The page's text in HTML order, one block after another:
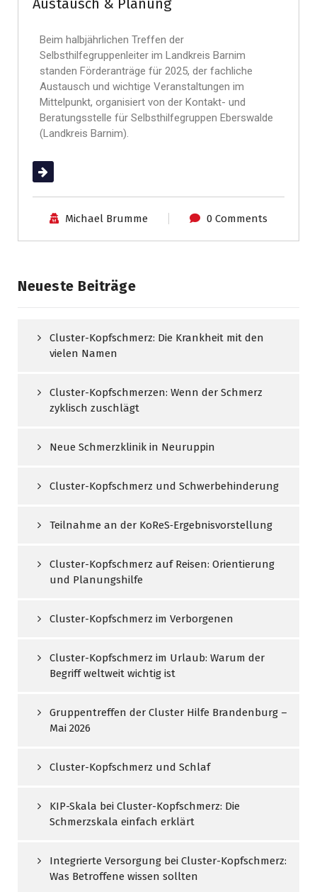
Austausch & Planung
Beim halbjährlichen Treffen der
Selbsthilfegruppenleiter im Landkreis Barnim
standen Förderanträge für 2025, der fachliche
Austausch und wichtige Veranstaltungen im
Mittelpunkt, organisiert von der Kontakt- und
Beratungsstelle für Selbsthilfegruppen Eberswalde
(Landkreis Barnim).
(mehr …)
Michael Brumme 0 Comments
Neueste Beiträge
Cluster-Kopfschmerz: Die Krankheit mit den
vielen Namen
Cluster-Kopfschmerzen: Wenn der Schmerz
zyklisch zuschlägt
Neue Schmerzklinik in Neuruppin
Cluster-Kopfschmerz und Schwerbehinderung
Teilnahme an der KoReS‑Ergebnisvorstellung
Cluster-Kopfschmerz auf Reisen: Orientierung
und Planungshilfe
Cluster-Kopfschmerz im Verborgenen
Cluster-Kopfschmerz im Urlaub: Warum der
Begriff weltweit wichtig ist
Gruppentreffen der Cluster Hilfe Brandenburg –
Mai 2026
Cluster-Kopfschmerz und Schlaf
KIP-Skala bei Cluster-Kopfschmerz: Die
Schmerzskala einfach erklärt
Integrierte Versorgung bei Cluster-Kopfschmerz:
Was Betroffene wissen sollten